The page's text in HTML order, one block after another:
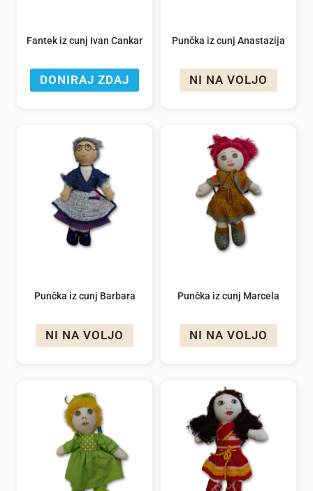
Fantek iz cunj Ivan Cankar
DONIRAJ ZDAJ
Punčka iz cunj Anastazija
NI NA VOLJO
Punčka iz cunj Barbara
NI NA VOLJO
Punčka iz cunj Marcela
NI NA VOLJO